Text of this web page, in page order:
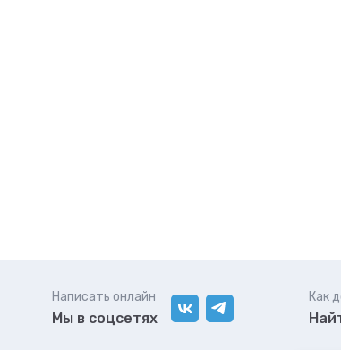
Написать онлайн
Мы в соцсетях
Как